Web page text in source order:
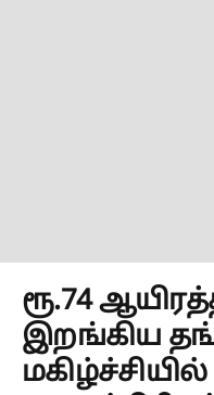
ரூ.74
இறங்கிய
மகிழ்ச்சியில்